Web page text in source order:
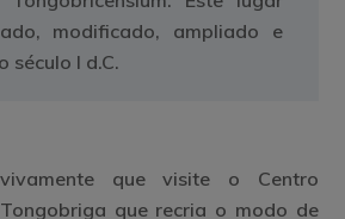
modificado, ampliado e
século I d.C.
vivamente que visite o Centro
que recria o modo de